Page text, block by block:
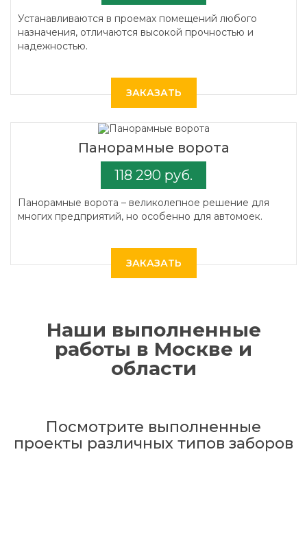
Устанавливаются в проемах помещений любого
назначения, отличаются высокой прочностью и
надежностью.
ЗАКАЗАТЬ
Панорамные ворота
118 290 руб.
Панорамные ворота – великолепное решение для
многих предприятий, но особенно для автомоек.
ЗАКАЗАТЬ
Наши выполненные
работы в Москве и
области
Посмотрите выполненные
проекты различных типов заборов